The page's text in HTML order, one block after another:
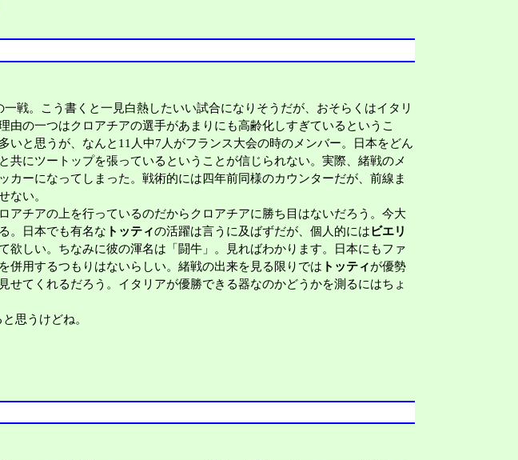
戦。こう書くと一見白熱したいい試合になりそうだが、おそらくはイタリ
の一つはクロアチアの選手があまりにも高齢化しすぎているというこ
と思うが、なんと11人中7人がフランス大会の時のメンバー。日本をどん
と共にツートップを張っているということが信じられない。実際、緒戦のメ
ーになってしまった。戦術的には四年前同様のカウンターだが、前線ま
ない。
チアの上を行っているのだからクロアチアに勝ち目はないだろう。今大
。日本でも有名な トッティの活躍は言うに及ばずだが、個人的には ビエリ
しい。ちなみに彼の渾名は「闘牛」。見ればわかります。日本にもファ
を併用するつもりはないらしい。緒戦の出来を見る限りでは トッティが優勢
てくれるだろう。イタリアが優勝できる器なのかどうかを測るにはちょ
思うけどね。